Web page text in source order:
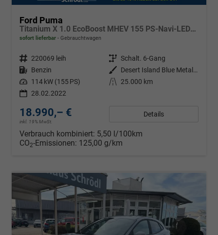
Ford Puma
Titanium X 1.0 EcoBoost MHEV 155 PS-Navi-LED-PDC-Tempomat-DAB-SHZ-18"Alu-Sofort
sofort lieferbar Gebrauchtwagen
Fahrzeugnr. 220069 leih Getriebe Schalt. 6-Gang
Kraftstoff Benzin Außenfarbe
Desert Island Blue Metallic
Leistung 114 kW (155 PS) Kilometerstand
25.000 km
28.02.2022
18.990,– €
inkl. 19% MwSt.
Details
Verbrauch kombiniert: 5,50 l/100km
CO2-Emissionen: 125,00 g/km